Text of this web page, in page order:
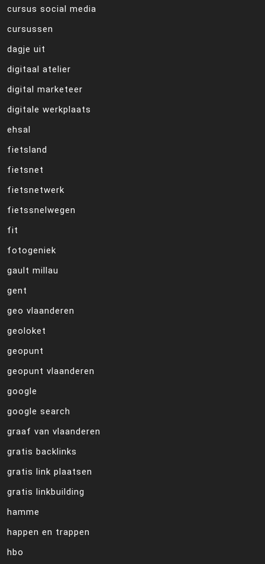
cursus social media
cursussen
dagje uit
digitaal atelier
digital marketeer
digitale werkplaats
ehsal
fietsland
fietsnet
fietsnetwerk
fietssnelwegen
fit
fotogeniek
gault millau
gent
geo vlaanderen
geoloket
geopunt
geopunt vlaanderen
google
google search
graaf van vlaanderen
gratis backlinks
gratis link plaatsen
gratis linkbuilding
hamme
happen en trappen
hbo